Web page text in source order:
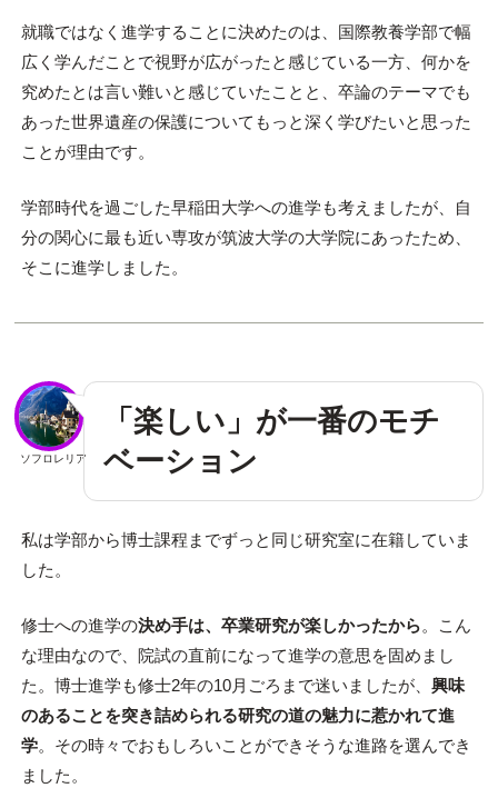
就職ではなく進学することに決めたのは、国際教養学部で幅
広く学んだことで視野が広がったと感じている一方、何かを
究めたとは言い難いと感じていたことと、卒論のテーマでも
あった世界遺産の保護についてもっと深く学びたいと思った
ことが理由です。
学部時代を過ごした早稲田大学への進学も考えましたが、自
分の関心に最も近い専攻が筑波大学の大学院にあったため、
そこに進学しました。
ソフロレリア
「楽しい」が一番のモチ
ベーション
私は学部から博士課程までずっと同じ研究室に在籍していま
した。
修士への進学の決め手は、卒業研究が楽しかったから。こん
な理由なので、院試の直前になって進学の意思を固めまし
た。博士進学も修士2年の10月ごろまで迷いましたが、 興味
のあることを突き詰められる研究の道の魅力に惹かれて進
学。その時々でおもしろいことができそうな進路を選んでき
ました。